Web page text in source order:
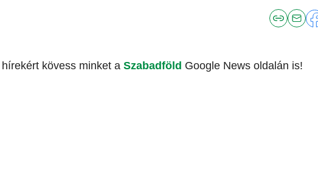
kövess minket a Szabadföld Google News oldalán is!